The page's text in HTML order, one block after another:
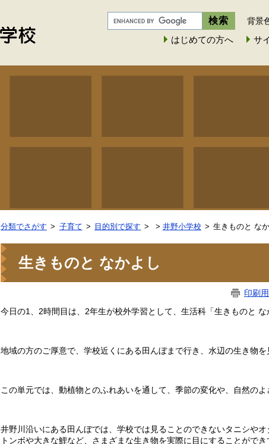
背景
はじめての方へ サ
分類でさがす 子育て 目的別で探す > 井野小学校 生きものと な
生きものと なかよし
印刷
今日の1、2時間目は、2年生が校外学習として、生活科「生きものと な
地域の方のご厚意で、学校近くにある田んぼまで行き、水辺の生き物を
この単元では、動植物とのふれあいを通して、季節の変化や、自然のよ
井野川沿いにある田んぼでは、学校では見ることのできないタニシや
トンボや大きな鯉など、さまざまな生き物を実際に目にすることができ